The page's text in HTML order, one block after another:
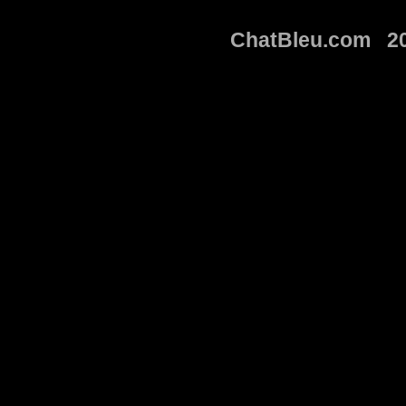
ChatBleu.com